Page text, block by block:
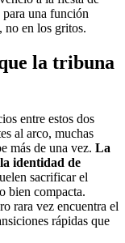
una función
no en los gritos.
la tribuna
entre estos dos
al arco, muchas
más de una vez. La
identidad de
sacrificar el
bien compacta.
rara vez encuentra el
rápidas que